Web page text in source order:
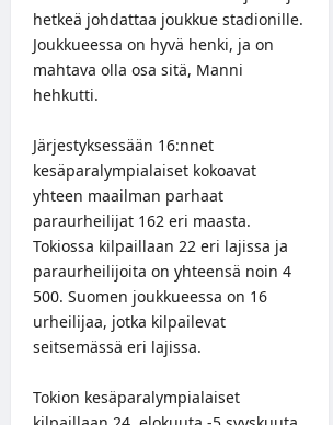
hetkeä johdattaa joukkue stadionille.
Joukkueessa on hyvä henki, ja on
mahtava olla osa sitä, Manni
hehkutti.
Järjestyksessään 16:nnet
kesäparalympialaiset kokoavat
yhteen maailman parhaat
paraurheilijat 162 eri maasta.
Tokiossa kilpaillaan 22 eri lajissa ja
paraurheilijoita on yhteensä noin 4
500. Suomen joukkueessa on 16
urheilijaa, jotka kilpailevat
seitsemässä eri lajissa.
Tokion kesäparalympialaiset